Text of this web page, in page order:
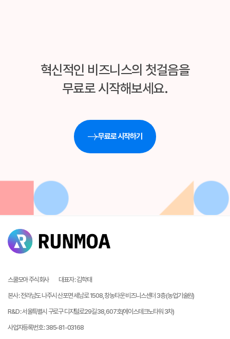
혁신적인 비즈니스의 첫걸음을
무료로 시작해보세요.
무료로 시작하기
스쿨모아 주식회사 대표자:김학태
본사:전라남도 나주시 산포면 세남로 1508, 창농타운 비즈니스센터 3층 (농업기술원)
R&D:서울특별시 구로구 디지털로29길 38, 607호(에이스테크노타워 3차)
사업자등록번호:385-81-03168